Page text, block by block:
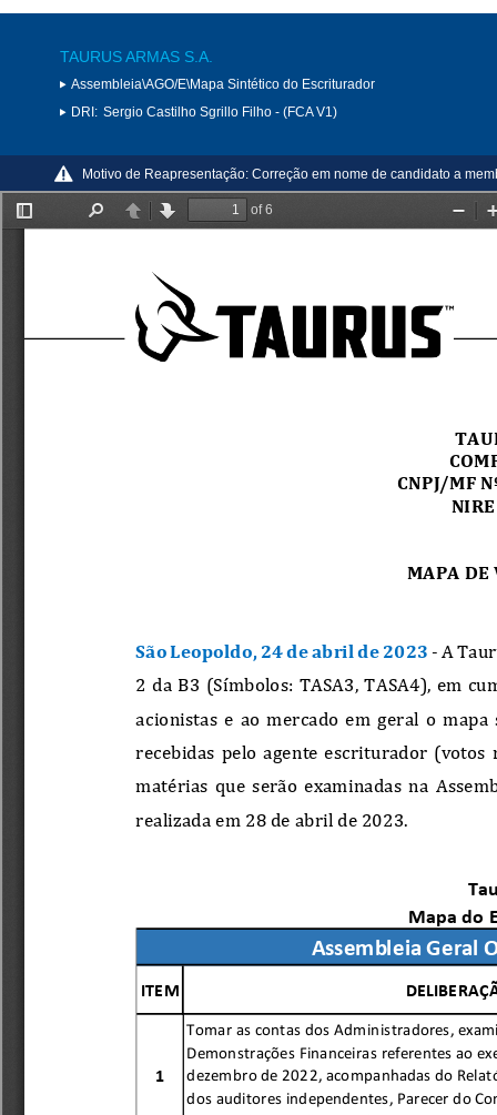
TAURUS ARMAS S.A.
Assembleia\AGO/E\Mapa Sintético do Escriturador
DRI: Sergio Castilho Sgrillo Filho - (FCA V1)
Motivo de Reapresentação: Correção em nome de candidato a